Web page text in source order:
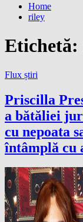
Home
riley
Etichetă:
Flux știri
Priscilla
a bătăliei
cu nepoata
întâmplă cu